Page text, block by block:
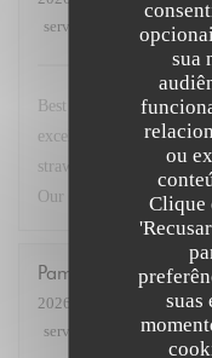
sua
ou
Clique
suas
service
ambience 5
Best restaurant in Paris
excellent. Steak with
strawberries and lemon
Our go to when in
Pamela
2026-07-23
- 19:45 -
service
ambience: 5